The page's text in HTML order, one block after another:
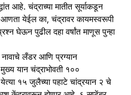
आहे. चंद्राच्या मातीत सूर्याकडून
येईल का, चंद्रावर कायमस्वरूपी
घेऊन पुढील दहा वर्षांत माणूस पुन्हा
नावाचे लँडर आणि प्रग्यान
यान चंद्राभोवती १००
येत्या १५ जुलैच्या पहाटे चांद्रयान २ चे